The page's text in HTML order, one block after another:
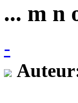
... m n
-